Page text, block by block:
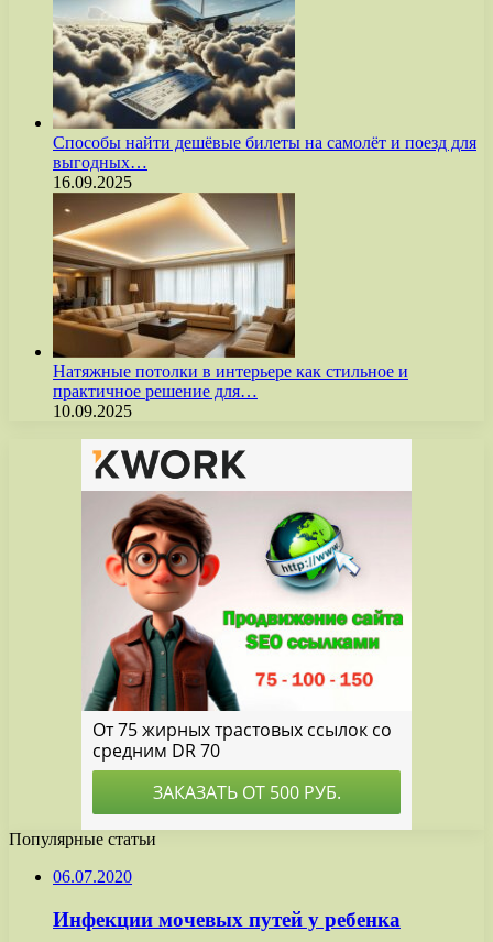
Способы найти дешёвые билеты на самолёт и поезд для
выгодных…
16.09.2025
Натяжные потолки в интерьере как стильное и
практичное решение для…
10.09.2025
Популярные статьи
06.07.2020
Инфекции мочевых путей у ребенка